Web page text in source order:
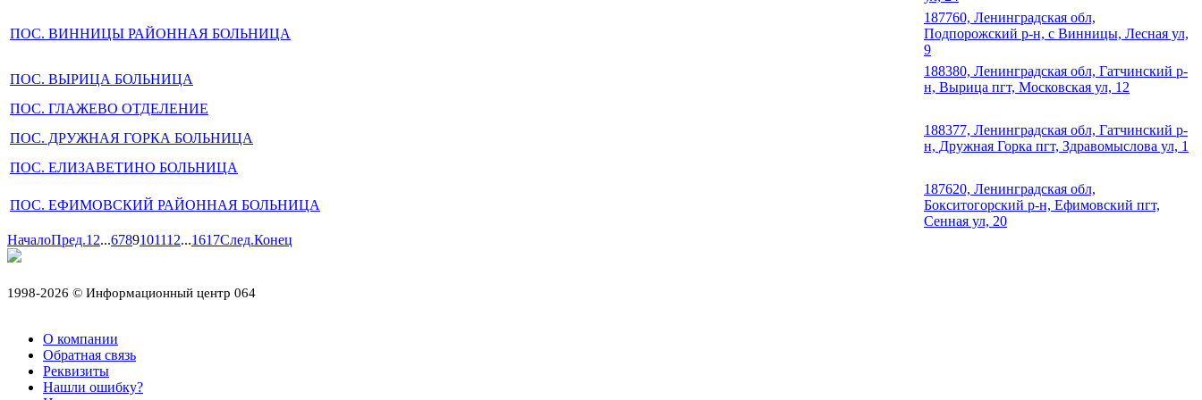
ПОС. ВИННИЦЫ РАЙОННАЯ БОЛЬНИЦА
187760, Ленинградская обл,
Подпорожский р-н, с Винницы, Лесная ул,
9
ПОС. ВЫРИЦА БОЛЬНИЦА
188380, Ленинградская обл, Гатчинский р-
н, Вырица пгт, Московская ул, 12
ПОС. ГЛАЖЕВО ОТДЕЛЕНИЕ
ПОС. ДРУЖНАЯ ГОРКА БОЛЬНИЦА
188377, Ленинградская обл, Гатчинский р-
н, Дружная Горка пгт, Здравомыслова ул, 1
ПОС. ЕЛИЗАВЕТИНО БОЛЬНИЦА
ПОС. ЕФИМОВСКИЙ РАЙОННАЯ БОЛЬНИЦА
187620, Ленинградская обл,
Бокситогорский р-н, Ефимовский пгт,
Сенная ул, 20
НачалоПред.1 2...6789101112...1617След.Конец
1998-2026 © Информационный центр 064
О компании
Обратная связь
Реквизиты
Нашли ошибку?